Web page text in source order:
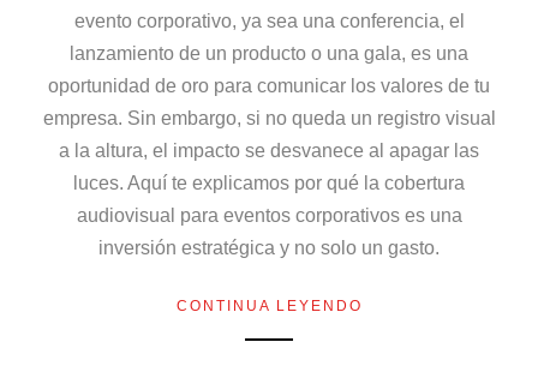
evento corporativo, ya sea una conferencia, el
lanzamiento de un producto o una gala, es una
oportunidad de oro para comunicar los valores de tu
empresa. Sin embargo, si no queda un registro visual
a la altura, el impacto se desvanece al apagar las
luces. Aquí te explicamos por qué la cobertura
audiovisual para eventos corporativos es una
inversión estratégica y no solo un gasto.
CONTINUA LEYENDO